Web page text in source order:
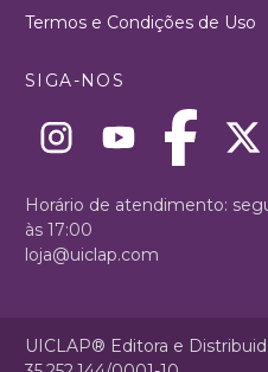
Termos e Condições de Uso
SIGA-NOS
Horário de atendimento:
às 17:00
loja@uiclap.com
UICLAP® Editora e